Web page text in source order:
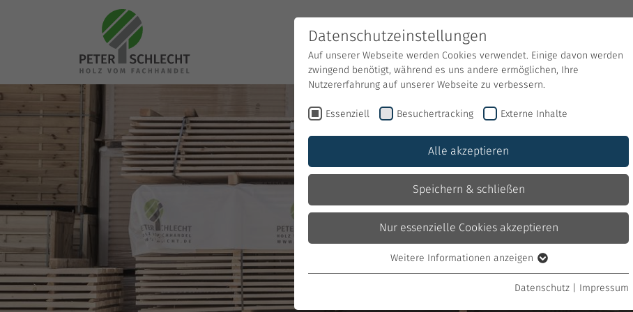
Bauen Wohnen
Datenschutzeinstellungen
Auf unserer Webseite werden Cookies verwendet. Einige davon werden
zwingend benötigt, während es uns andere ermöglichen, Ihre
Nutzererfahrung auf unserer Webseite zu verbessern.
Essenziell Besuchertracking Externe Inhalte
Alle akzeptieren
Speichern & schließen
Nur essenzielle Cookies akzeptieren
Essenzielle Cookies werden für grundlegende Funktionen der
Weitere Informationen anzeigen
Datenschutz Impressum